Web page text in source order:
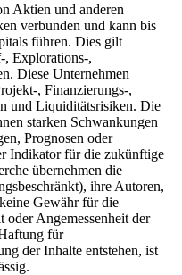
Aktien und anderen
verbunden und kann bis
führen. Dies gilt
, Explorations-,
Diese Unternehmen
, Finanzierungs-,
und Liquiditätsrisiken. Die
starken Schwankungen
Prognosen oder
Indikator für die zukünftige
übernehmen die
ihre Autoren,
Gewähr für die
Angemessenheit der
für
der Inhalte entstehen, ist